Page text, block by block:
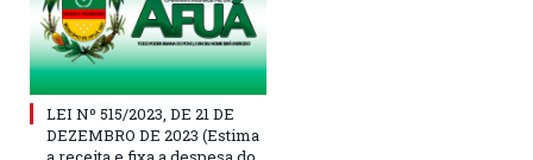
LEI Nº 515/2023, DE 21 DE
DEZEMBRO DE 2023 (Estima